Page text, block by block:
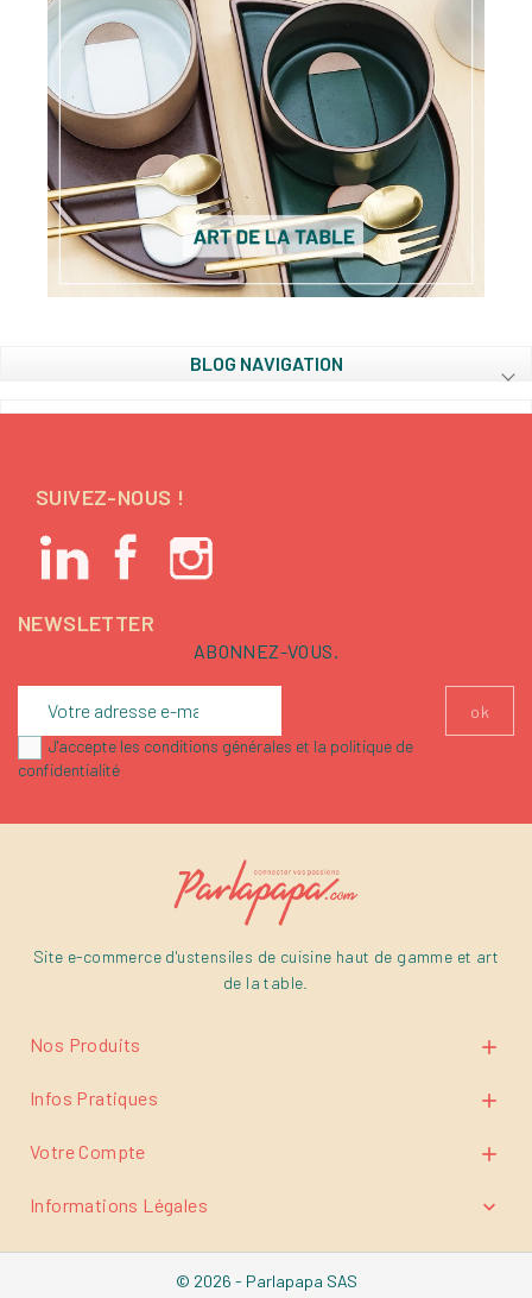
BLOG NAVIGATION
SUIVEZ-NOUS !
NEWSLETTER
ABONNEZ-VOUS.
J'accepte les conditions générales et la politique de
confidentialité
Site e-commerce d'ustensiles de cuisine haut de gamme et art
de la table.
Nos Produits 
Infos Pratiques 
Votre Compte 
Informations Légales 
© 2026 - Parlapapa SAS